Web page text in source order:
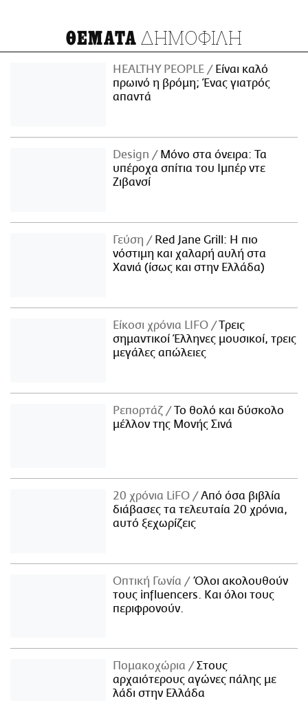
ΘΕΜΑΤΑ ΔΗΜΟΦΙΛΗ
HEALTHY PEOPLE
Είναι καλό
πρωινό η βρόμη; Ένας γιατρός
απαντά
Design
Μόνο στα όνειρα: Τα
υπέροχα σπίτια του Ιμπέρ ντε
Ζιβανσί
Γεύση
Red Jane Grill: Η πιο
νόστιμη και χαλαρή αυλή στα
Χανιά (ίσως και στην Ελλάδα)
Είκοσι χρόνια LIFO
Tρεις
σημαντικοί Έλληνες μουσικοί, τρεις
μεγάλες απώλειες
Ρεπορτάζ
Το θολό και δύσκολο
μέλλον της Μονής Σινά
20 χρόνια LiFO
Από όσα βιβλία
διάβασες τα τελευταία 20 χρόνια,
αυτό ξεχωρίζεις
Οπτική Γωνία
Όλοι ακολουθούν
τους influencers. Και όλοι τους
περιφρονούν.
Πομακοχώρια
Στους
αρχαιότερους αγώνες πάλης με
λάδι στην Ελλάδα